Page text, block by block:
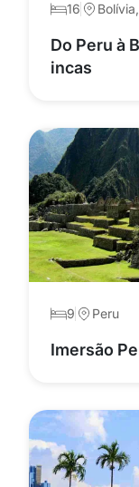
16
Do Peru à
incas
9 Peru
Imersão